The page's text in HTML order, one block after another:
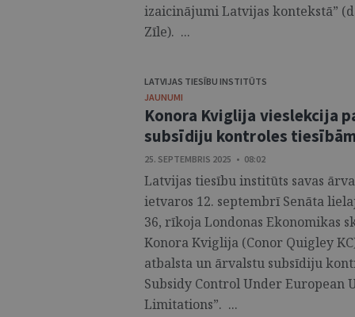
izaicinājumi Latvijas kontekstā”
Zīle). ...
LATVIJAS TIESĪBU INSTITŪTS
JAUNUMI
Konora Kviglija vieslekcija
subsīdiju kontroles tiesībām
25. SEPTEMBRIS 2025 • 08:02
Latvijas tiesību institūts savas
ietvaros 12. septembrī Senāta
36, rīkoja Londonas Ekonomikas
Konora Kviglija (Conor Quigley
atbalsta un ārvalstu subsīdiju
Subsidy Control Under European
Limitations”. ...